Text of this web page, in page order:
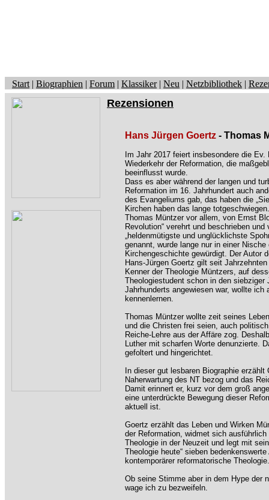
Start | Biographien | Forum | Klassiker| Neu | Netzbibliothek |
Rezensionen
Hans Jürgen Goertz - Thomas
Im Jahr 2017 feiert insbesondere die
Wiederkehr der Reformation, die
beeinflusst wurde.
Dass es aber während der langen und
Reformation im 16. Jahrhundert auch
des Evangeliums gab, das haben die
Kirchen haben das lange totgeschwiegen.
Thomas Müntzer vor allem, von Ernst
Revolution“ verehrt und beschrieben
„heldenmütigste und unglücklichste
genannt, wurde lange nur in einer
Kirchengeschichte gewürdigt. Der Autor
Hans-Jürgen Goertz gilt seit
Kenner der Theologie Müntzers, auf
Theologiestudent schon in den siebziger
Jahrhunderts angewiesen war, wollte ich
kennenlernen.
Thomas Müntzer wollte zeit seines
und die Christen frei seien, auch
Reiche-Lehre aus der Affäre zog.
Luther mit scharfen Worte denunzierte.
gefoltert und hingerichtet.
In dieser gut lesbaren Biographie
Naherwartung des NT bezog und das
Damit erinnert er, kurz vor dem groß
eine unterdrückte Bewegung dieser
aktuell ist.
Goertz erzählt das Leben und Wirken
der Reformation, widmet sich
Theologie in der Neuzeit und legt mit
Theologie heute“ sieben
kontemporärer reformatorische Theologie.
Ob seine Stimme aber in dem Hype der
wage ich zu bezweifeln.